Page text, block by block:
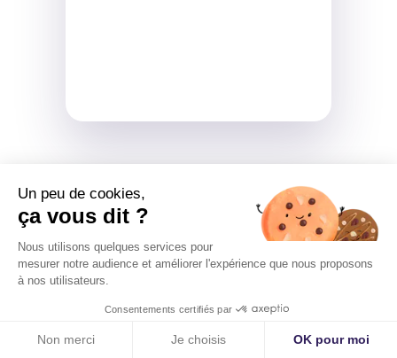
À lire également
Un peu de cookies,
ça vous dit ?
Nous utilisons quelques services pour
mesurer notre audience et améliorer l'expérience que nous proposons
à nos utilisateurs.
Consentements certifiés par
Non merci Je choisis OK pour moi